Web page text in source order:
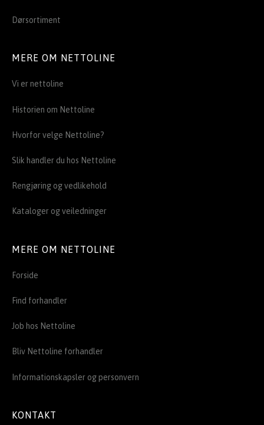
Dørsortiment
MERE OM NETTOLINE
Vi er nettoline
Historien om Nettoline
Hvorfor velge Nettoline?
Slik handler du hos Nettoline
Rengjøring og vedlikehold
Kataloger og veiledninger
MERE OM NETTOLINE
Forside
Find forhandler
Job hos Nettoline
Bliv Nettoline forhandler
Informationskapsler og personvern
KONTAKT